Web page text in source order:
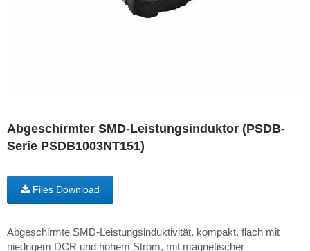
Abgeschirmter SMD-Leistungsinduktor (PSDB-
Serie PSDB1003NT151)
Files Download
Abgeschirmte SMD-Leistungsinduktivität, kompakt, flach mit
niedrigem DCR und hohem Strom, mit magnetischer